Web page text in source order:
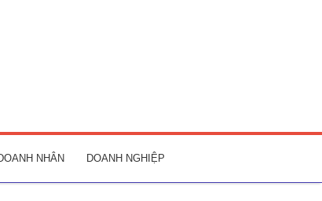
NHÂN DOANH NGHIỆP